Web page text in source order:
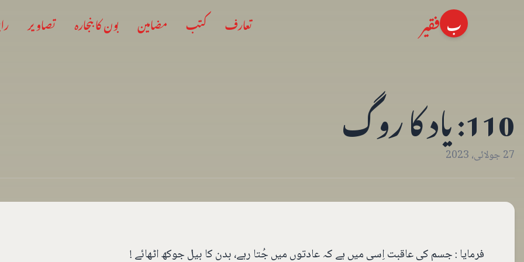
ب فقیر تصاویر بون کا بنجارہ مضامین کتب تعارف
110: یاد کا روگ
27 جولائی، 2023
فرمایا : جسم کی عاقبت اِسی میں ہے کہ عادتوں میں جُتا رہے، بدن کا بیل جوکھ اٹھائے !